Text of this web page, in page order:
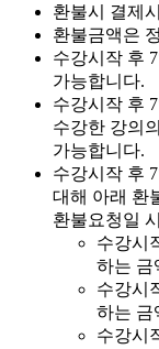
환불시 결제
환불금액은
수강시작 후
가능합니다.
수강시작 후
수강한 강의
가능합니다.
수강시작 후
대해 아래 환
환불요청일
수강시
하는 금
수강시
하는 금
수강시